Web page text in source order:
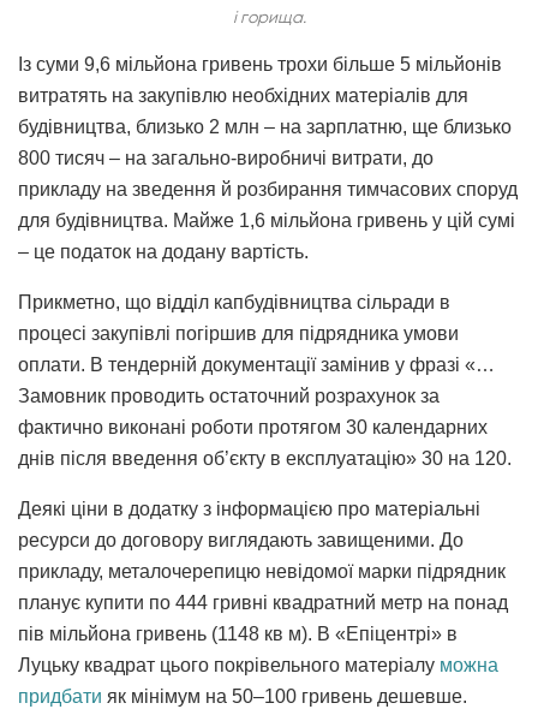
і горища.
Із суми 9,6 мільйона гривень трохи більше 5 мільйонів
витратять на закупівлю необхідних матеріалів для
будівництва, близько 2 млн – на зарплатню, ще близько
800 тисяч – на загально-виробничі витрати, до
прикладу на зведення й розбирання тимчасових споруд
для будівництва. Майже 1,6 мільйона гривень у цій сумі
– це податок на додану вартість.
Прикметно, що відділ капбудівництва сільради в
процесі закупівлі погіршив для підрядника умови
оплати. В тендерній документації замінив у фразі «…
Замовник проводить остаточний розрахунок за
фактично виконані роботи протягом 30 календарних
днів після введення об’єкту в експлуатацію» 30 на 120.
Деякі ціни в додатку з інформацією про матеріальні
ресурси до договору виглядають завищеними. До
прикладу, металочерепицю невідомої марки підрядник
планує купити по 444 гривні квадратний метр на понад
пів мільйона гривень (1148 кв м). В «Епіцентрі» в
Луцьку квадрат цього покрівельного матеріалу можна
придбати як мінімум на 50–100 гривень дешевше.